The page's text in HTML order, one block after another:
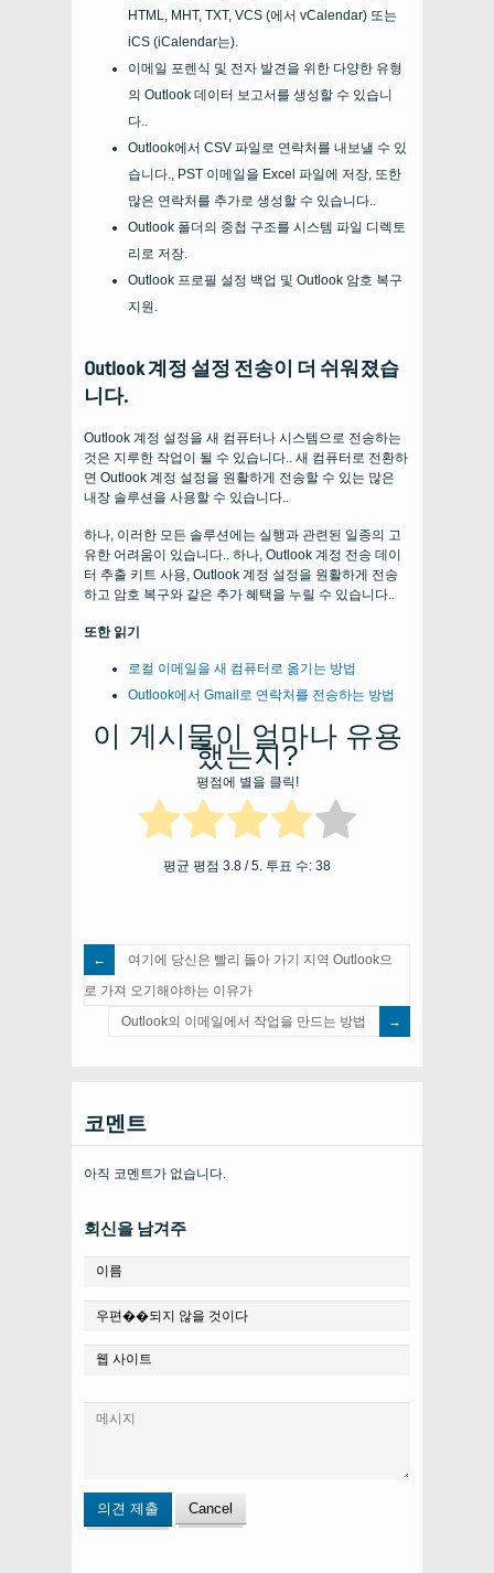
HTML, MHT, TXT, VCS (에서 vCalendar) 또는
iCS (iCalendar는).
이메일 포렌식 및 전자 발견을 위한 다양한 유형
의 Outlook 데이터 보고서를 생성할 수 있습니
다..
Outlook에서 CSV 파일로 연락처를 내보낼 수 있
습니다., PST 이메일을 Excel 파일에 저장, 또한
많은 연락처를 추가로 생성할 수 있습니다..
Outlook 폴더의 중첩 구조를 시스템 파일 디렉토
리로 저장.
Outlook 프로필 설정 백업 및 Outlook 암호 복구
지원.
Outlook 계정 설정 전송이 더 쉬워졌습
니다.
Outlook 계정 설정을 새 컴퓨터나 시스템으로 전송하는
것은 지루한 작업이 될 수 있습니다.. 새 컴퓨터로 전환하
면 Outlook 계정 설정을 원활하게 전송할 수 있는 많은
내장 솔루션을 사용할 수 있습니다..
하나, 이러한 모든 솔루션에는 실행과 관련된 일종의 고
유한 어려움이 있습니다.. 하나, Outlook 계정 전송 데이
터 추출 키트 사용, Outlook 계정 설정을 원활하게 전송
하고 암호 복구와 같은 추가 혜택을 누릴 수 있습니다..
또한 읽기
로컬 이메일을 새 컴퓨터로 옮기는 방법
Outlook에서 Gmail로 연락처를 전송하는 방법
이 게시물이 얼마나 유용
했는지?
평점에 별을 클릭!
평균 평점 3.8 / 5. 투표 수: 38
여기에 당신은 빨리 돌아 가기 지역 Outlook으
로 가져 오기해야하는 이유가
Outlook의 이메일에서 작업을 만드는 방법
코멘트
아직 코멘트가 없습니다.
회신을 남겨주